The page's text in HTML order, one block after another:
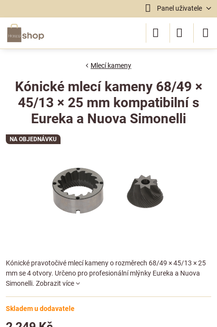
Panel uživatele
NA OBJEDNÁVKU
Mlecí kameny
Kónické mlecí kameny 68/49 ×
45/13 × 25 mm kompatibilní s
Eureka a Nuova Simonelli
Kónické pravotočivé mlecí kameny o rozměrech 68/49 × 45/13 × 25
mm se 4 otvory. Určeno pro profesionální mlýnky Eureka a Nuova
Simonelli. Zobrazit více
Skladem u dodavatele